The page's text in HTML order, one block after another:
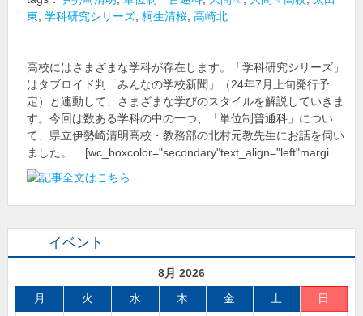
東 学科研究シリーズ, 桐生清桜, 高崎北
高校にはさまざまな学科が存在します。「学科研究シリーズ」
はタブロイド判「みんなの学校新聞」（24年7月上旬発行予
定）と連動して、さまざまな学びのスタイルを解説していきま
す。今回は数ある学科の中の一つ、「単位制普通科」につい
て、県立伊勢崎清明高校・教務部の北村元教先生にお話を伺い
ました。 [wc_boxcolor="secondary"text_align="left"margi …
イベント
8月 2026
月
火 水 木 金 土
日